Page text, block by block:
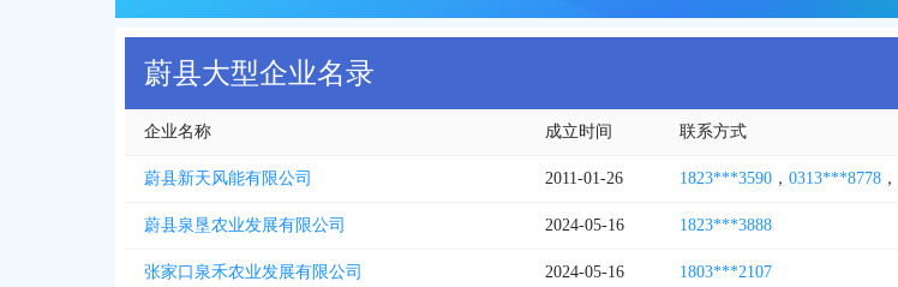
蔚县大型企业名录
企业名称 成立时间 联系方式
蔚县新天风能有限公司 2011-01-26 1823***3590 ， 0313***8778 ，
蔚县泉垦农业发展有限公司 2024-05-16 1823***3888
张家口泉禾农业发展有限公司 2024-05-16 1803***2107